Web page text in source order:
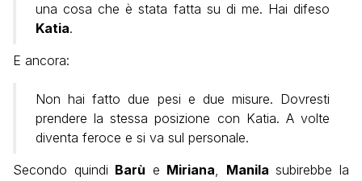
una cosa che è stata fatta su di me. Hai difeso
Katia.
E ancora:
Non hai fatto due pesi e due misure. Dovresti
prendere la stessa posizione con Katia. A volte
diventa feroce e si va sul personale.
Secondo quindi Barù e Miriana, Manila subirebbe la